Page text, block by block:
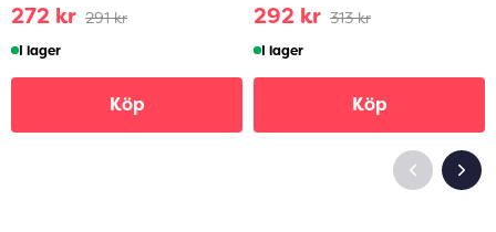
272 kr 291 kr
I lager
Köp
292 kr 313 kr
I lager
Köp